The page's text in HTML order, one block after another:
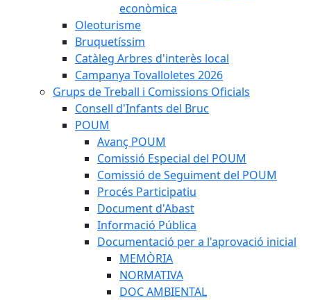
econòmica
Oleoturisme
Bruquetíssim
Catàleg Arbres d'interès local
Campanya Tovalloletes 2026
Grups de Treball i Comissions Oficials
Consell d'Infants del Bruc
POUM
Avanç POUM
Comissió Especial del POUM
Comissió de Seguiment del POUM
Procés Participatiu
Document d'Abast
Informació Pública
Documentació per a l'aprovació inicial
MEMÒRIA
NORMATIVA
DOC AMBIENTAL